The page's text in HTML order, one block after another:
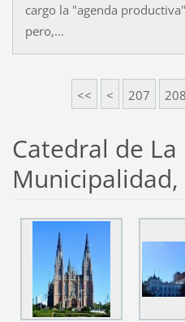
cargo la "agenda
pero,...
<< < 207 208
Catedral de La
Municipalidad,